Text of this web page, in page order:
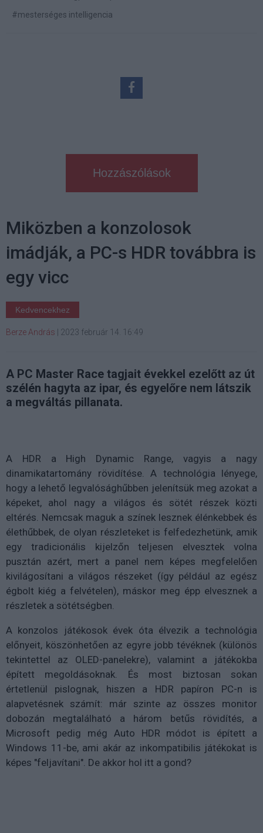
#mesterséges intelligencia
Hozzászólások
Miközben a konzolosok
imádják, a PC-s HDR továbbra is
egy vicc
Kedvencekhez
Berze András 2023 február 14. 16:49
A PC Master Race tagjait évekkel ezelőtt az út
szélén hagyta az ipar, és egyelőre nem látszik
a megváltás pillanata.
A HDR a High Dynamic Range, vagyis a nagy
dinamikatartomány rövidítése. A technológia lényege,
hogy a lehető legvalósághűbben jelenítsük meg azokat a
képeket, ahol nagy a világos és sötét részek közti
eltérés. Nemcsak maguk a színek lesznek élénkebbek és
élethűbbek, de olyan részleteket is felfedezhetünk, amik
egy tradicionális kijelzőn teljesen elvesztek volna
pusztán azért, mert a panel nem képes megfelelően
kivilágosítani a világos részeket (így például az egész
égbolt kiég a felvételen), máskor meg épp elvesznek a
részletek a sötétségben.
A konzolos játékosok évek óta élvezik a technológia
előnyeit, köszönhetően az egyre jobb tévéknek (különös
tekintettel az OLED-panelekre), valamint a játékokba
épített megoldásoknak. És most biztosan sokan
értetlenül pislognak, hiszen a HDR papíron PC-n is
alapvetésnek számít: már szinte az összes monitor
dobozán megtalálható a három betűs rövidítés, a
Microsoft pedig még Auto HDR módot is épített a
Windows 11-be, ami akár az inkompatibilis játékokat is
képes "feljavítani". De akkor hol itt a gond?